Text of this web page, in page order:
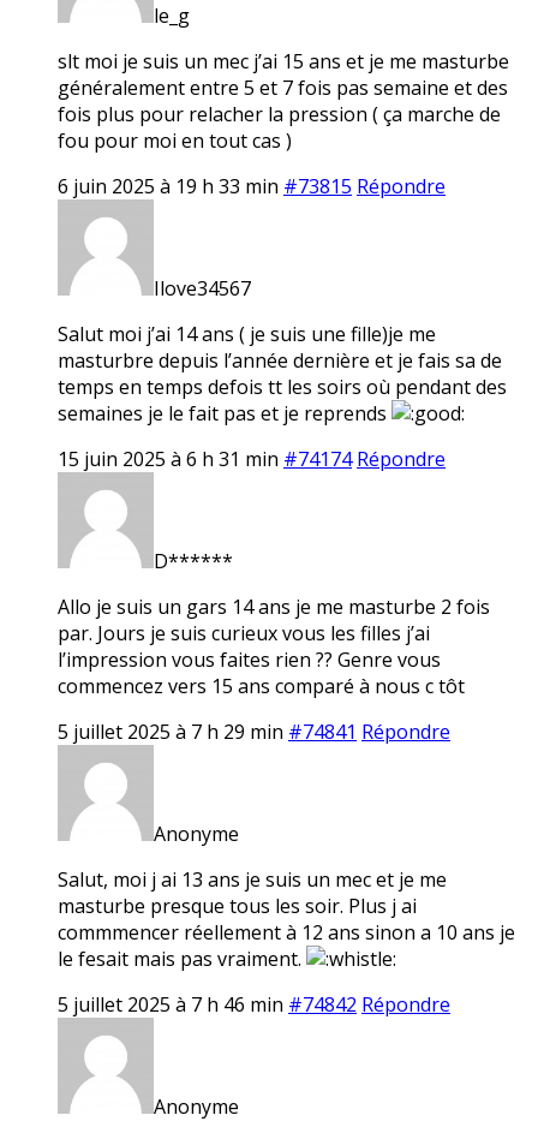
le_g
slt moi je suis un mec j’ai 15 ans et je me masturbe
généralement entre 5 et 7 fois pas semaine et des
fois plus pour relacher la pression ( ça marche de
fou pour moi en tout cas )
6 juin 2025 à 19 h 33 min #73815 Répondre
Ilove34567
Salut moi j’ai 14 ans ( je suis une fille)je me
masturbre depuis l’année dernière et je fais sa de
temps en temps defois tt les soirs où pendant des
semaines je le fait pas et je reprends
15 juin 2025 à 6 h 31 min #74174 Répondre
D******
Allo je suis un gars 14 ans je me masturbe 2 fois
par. Jours je suis curieux vous les filles j’ai
l’impression vous faites rien ?? Genre vous
commencez vers 15 ans comparé à nous c tôt
5 juillet 2025 à 7 h 29 min #74841 Répondre
Anonyme
Salut, moi j ai 13 ans je suis un mec et je me
masturbe presque tous les soir. Plus j ai
commmencer réellement à 12 ans sinon a 10 ans je
le fesait mais pas vraiment.
5 juillet 2025 à 7 h 46 min #74842 Répondre
Anonyme